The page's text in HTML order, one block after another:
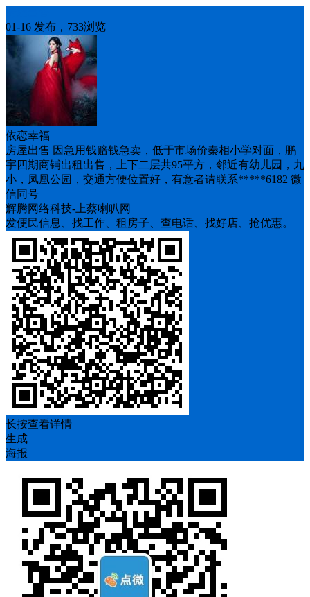
01-16 发布，733浏览
依恋幸福
房屋出售 因急用钱赔钱急卖，低于市场价秦相小学对面，鹏
宇四期商铺出租出售，上下二层共95平方，邻近有幼儿园，九
小，凤凰公园，交通方便位置好，有意者请联系*****6182 微
信同号
辉腾网络科技-上蔡喇叭网
发便民信息、找工作、租房子、查电话、找好店、抢优惠。
长按查看详情
生成
海报